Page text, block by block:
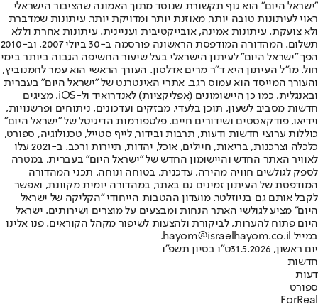
"ישראל היום" הוא גוף תקשורת שנוסד מתוך האמונה שהציבור הישראלי
ראוי לעיתונות טובה יותר, מאוזנת יותר ומדויקת יותר. עיתונות שמדברת
ולא צועקת. עיתונות אמינה, אובייקטיבית ועניינית. עיתונות אחרת וללא
תשלום. המהדורה המודפסת הראשונה פורסמה ב-30 ביולי 2007, וב-2010
הפך "ישראל היום" לעיתון הישראלי בעל שיעור החשיפה הגבוה ביותר בימי
חול. מו"ל העיתון היא ד"ר מרים אדלסון. העורך הראשי הוא עמר לחמנוביץ,
והעורך המייסד הוא עמוס רגב. אתרי האינטרנט של "ישראל היום" בעברית
ובאנגלית, כמו כן היישומונים (אפליקציות) לאנדרואיד ול-iOS, מציגים
חדשות מסביב לשעון, תוכן בלעדי, מבזקים ועדכונים, ניתוחים ופרשנויות,
וידיאו, פודקאסטים ושידורים חיים. פלטפורמות הדיגיטל של "ישראל היום"
כוללות ערוצי חדשות ודעות, תרבות ובידור, לייף סטייל, טכנולוגיה, ספורט,
כלכלה וצרכנות, בריאות, חיילים, אוכל, יהדות, תיירות ורכב. ב-2021 עלו
לאוויר האתר החדש והיישומון החדש של "ישראל היום" בעברית, במטרה
לספק לגולשים חוויה מהירה, עדכנית, בטוחה ונוחה. תכני המהדורה
המודפסת של העיתון זמינים גם באתר, במהדורה יומית מקוונת, ואפשר
לקבל אותם גם בניוזלטר. מועדון ההטבות הייחודי "הקליקה של ישראל
היום" מציע לגולשי האתר הנחות ומבצעים על מוצרים ושירותים. ישראל
היום פתוח להערות, לביקורת ולהצעות לשיפור מקהל הקוראים. פנו אלינו
במייל hayom@israelhayom.co.il.
יום ראשון, 31.5.2026
ט"ו בסיון תשפ"ו
חדשות
דעות
ספורט
ForReal